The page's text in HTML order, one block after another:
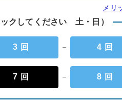
メリ
ックしてください 土・日）
3回 － 4回
7回 － 8回